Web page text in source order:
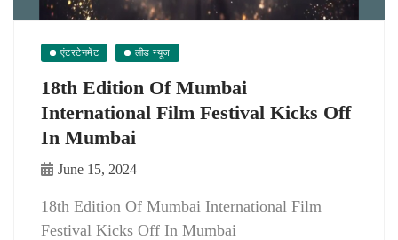
एंटरटेनमेंट लीड न्यूज
18th Edition Of Mumbai
International Film Festival Kicks Off
In Mumbai
June 15, 2024
18th Edition Of Mumbai International Film
Festival Kicks Off In Mumbai